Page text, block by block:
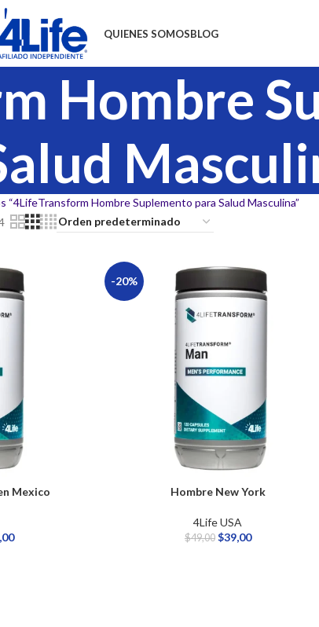
QUIENES SOMOSBLOG
Hombre
Hombre Suplemento para Salud Masculina”
Mexico
-20%
Hombre New York
4Life USA
$49,00 $39,00